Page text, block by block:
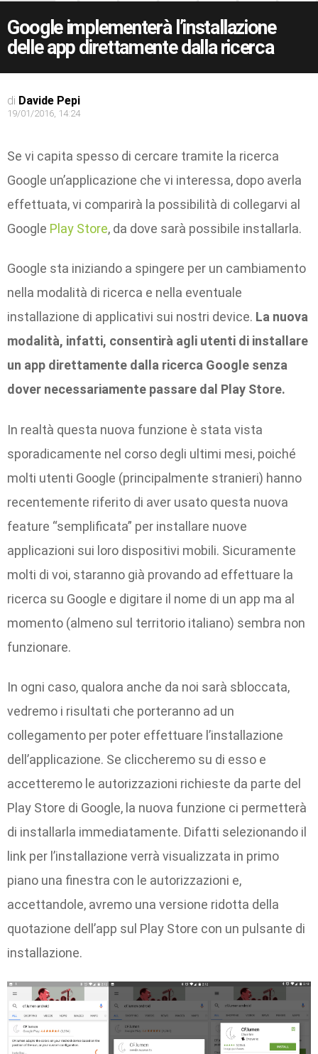
Google implementerà l’installazione
delle app direttamente dalla ricerca
di Davide Pepi
19/01/2016, 14:24
Se vi capita spesso di cercare tramite la ricerca
Google un’applicazione che vi interessa, dopo averla
effettuata, vi comparirà la possibilità di collegarvi al
Google Play Store, da dove sarà possibile installarla.
Google sta iniziando a spingere per un cambiamento
nella modalità di ricerca e nella eventuale
installazione di applicativi sui nostri device. La nuova
modalità, infatti, consentirà agli utenti di installare
un app direttamente dalla ricerca Google senza
dover necessariamente passare dal Play Store.
In realtà questa nuova funzione è stata vista
sporadicamente nel corso degli ultimi mesi, poiché
molti utenti Google (principalmente stranieri) hanno
recentemente riferito di aver usato questa nuova
feature “semplificata” per installare nuove
applicazioni sui loro dispositivi mobili. Sicuramente
molti di voi, staranno già provando ad effettuare la
ricerca su Google e digitare il nome di un app ma al
momento (almeno sul territorio italiano) sembra non
funzionare.
In ogni caso, qualora anche da noi sarà sbloccata,
vedremo i risultati che porteranno ad un
collegamento per poter effettuare l’installazione
dell’applicazione. Se cliccheremo su di esso e
accetteremo le autorizzazioni richieste da parte del
Play Store di Google, la nuova funzione ci permetterà
di installarla immediatamente. Difatti selezionando il
link per l’installazione verrà visualizzata in primo
piano una finestra con le autorizzazioni e,
accettandole, avremo una versione ridotta della
quotazione dell’app sul Play Store con un pulsante di
installazione.